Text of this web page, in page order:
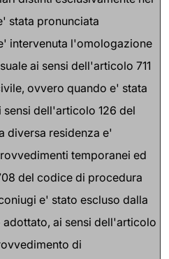
stata pronunciata
intervenuta l'omologazione
ai sensi dell'articolo 711
ovvero quando e' stata
dell'articolo 126 del
diversa residenza e'
temporanei ed
del codice di procedura
e' stato escluso dalla
ai sensi dell'articolo
di